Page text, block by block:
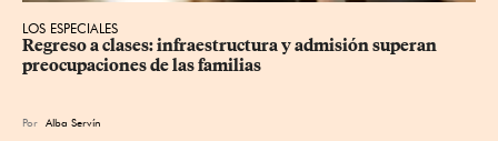
LOS ESPECIALES
Regreso a clases: infraestructura y admisión superan
preocupaciones de las familias
Por Alba Servín